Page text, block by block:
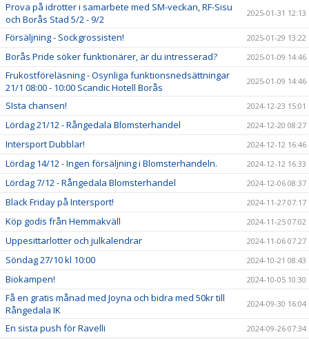
Prova på idrotter i samarbete med SM-veckan, RF-Sisu
och Borås Stad 5/2 - 9/2
2025-01-31 12:13
Försäljning - Sockgrossisten! 2025-01-29 13:22
Borås Pride söker funktionärer, är du intresserad? 2025-01-09 14:46
Frukostföreläsning - Osynliga funktionsnedsättningar
21/1 08:00 - 10:00 Scandic Hotell Borås
2025-01-09 14:46
SIsta chansen! 2024-12-23 15:01
Lördag 21/12 - Rångedala Blomsterhandel 2024-12-20 08:27
Intersport Dubblar! 2024-12-12 16:46
Lördag 14/12 - Ingen försäljning i Blomsterhandeln. 2024-12-12 16:33
Lördag 7/12 - Rångedala Blomsterhandel 2024-12-06 08:37
Black Friday på Intersport! 2024-11-27 07:17
Köp godis från Hemmakväll 2024-11-25 07:02
Uppesittarlotter och julkalendrar 2024-11-06 07:27
Söndag 27/10 kl 10:00 2024-10-21 08:43
Biokampen! 2024-10-05 10:30
Få en gratis månad med Joyna och bidra med 50kr till
Rångedala IK
2024-09-30 16:04
En sista push för Ravelli 2024-09-26 07:34